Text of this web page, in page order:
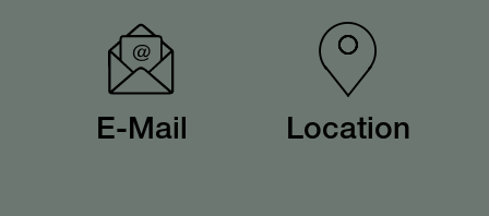
E-Mail Location